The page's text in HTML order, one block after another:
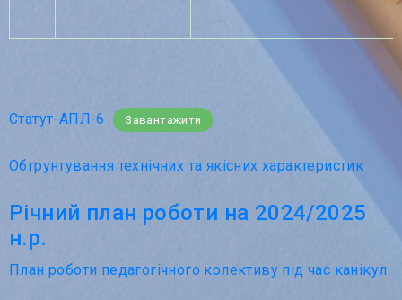
Статут-АПЛ-6 Завантажити
Обгрунтування технічних та якісних характеристик
Річний план роботи на 2024/2025
н.р.
План роботи педагогічного колективу під час канікул